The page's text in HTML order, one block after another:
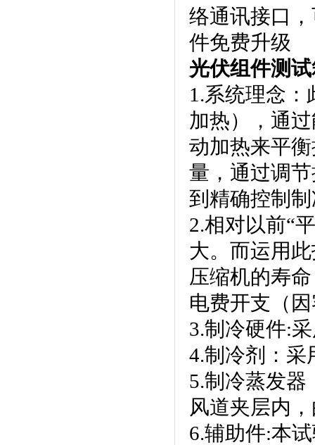
络通讯接口
件免费升级
光伏组件测
1.系统理念
加热）
动加热来平衡
量，通过
到精确控制制
2.相对以前“
大。而运
压缩机的寿命
电费开支（
3.制冷硬件:采
4.制冷剂
5.制冷蒸发器
风道夹层内
6.辅助件:本试